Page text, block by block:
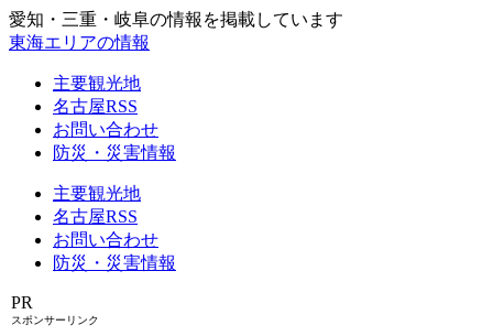
愛知・三重・岐阜の情報を掲載しています
東海エリアの情報
主要観光地
名古屋RSS
お問い合わせ
防災・災害情報
主要観光地
名古屋RSS
お問い合わせ
防災・災害情報
PR
スポンサーリンク